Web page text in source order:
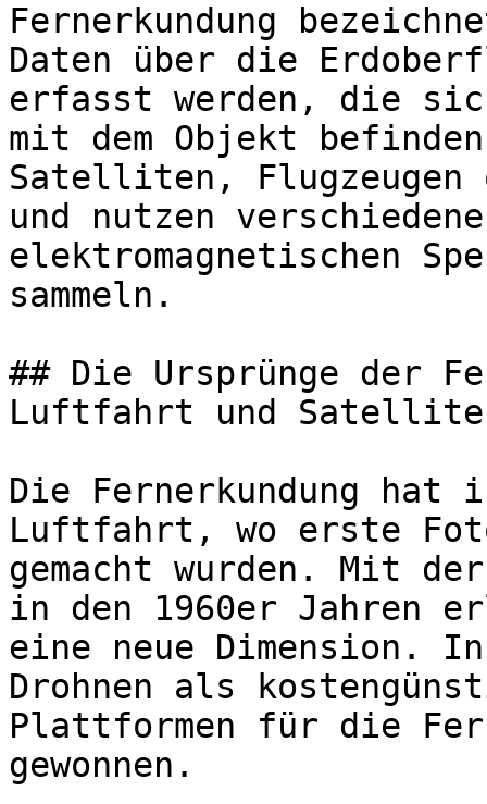
Fernerkundung
Daten über die
erfasst werden, die
mit dem Objekt
Satelliten, Flugzeugen
und nutzen
elektromagnetischen
sammeln.
## Die Ursprünge der
Luftfahrt und
Die Fernerkundung hat
Luftfahrt, wo erste
gemacht wurden. Mit
in den 1960er Jahren
eine neue Dimension.
Drohnen als
Plattformen für die
gewonnen.